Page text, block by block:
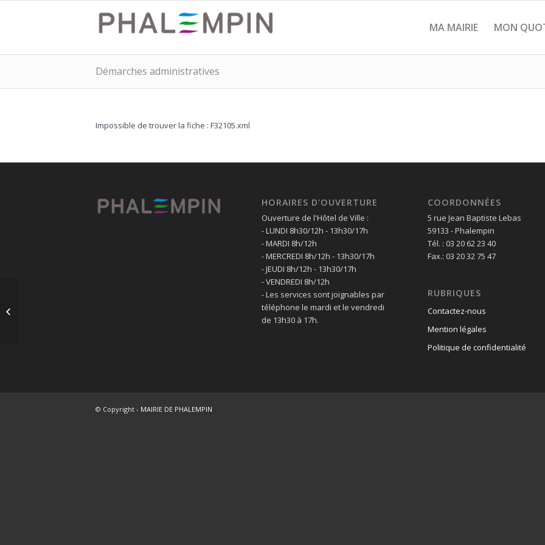
MA MAIRIE MON
Démarches administratives
Impossible de trouver la fiche : F32105.xml
HORAIRES D’OUVERTURE
Ouverture de l'Hôtel de Ville :
- LUNDI 8h30/12h - 13h30/17h
- MARDI 8h/12h
- MERCREDI 8h/12h - 13h30/17h
- JEUDI 8h/12h - 13h30/17h
- VENDREDI 8h/12h
- Les services sont joignables par
téléphone le mardi et le vendredi
de 13h30 à 17h.
COORDONNÉES
5 rue Jean Baptiste Lebas
59133 - Phalempin
Tél. : 03 20 62 23 40
Fax.: 03 20 32 75 47
RUBRIQUES
Contactez-nous
Mention légales
Politique de confidentialité
© Copyright - MAIRIE DE PHALEMPIN